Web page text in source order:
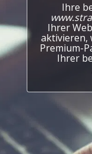
Ihre
Ihrer
aktivieren,
Premium-
Ihrer